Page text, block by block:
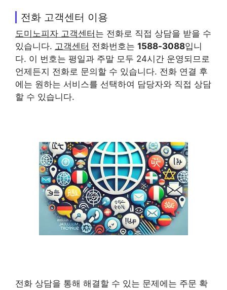
전화 고객센터 이용
도미노피자 고객센터는 전화로 직접 상담을 받을 수
있습니다. 고객센터 전화번호는 1588-3088입니
다. 이 번호는 평일과 주말 모두 24시간 운영되므로
언제든지 전화로 문의할 수 있습니다. 전화 연결 후
에는 원하는 서비스를 선택하여 담당자와 직접 상담
할 수 있습니다.
전화 상담을 통해 해결할 수 있는 문제에는 주문 확